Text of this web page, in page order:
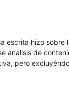
escrita hizo
análisis de
pero